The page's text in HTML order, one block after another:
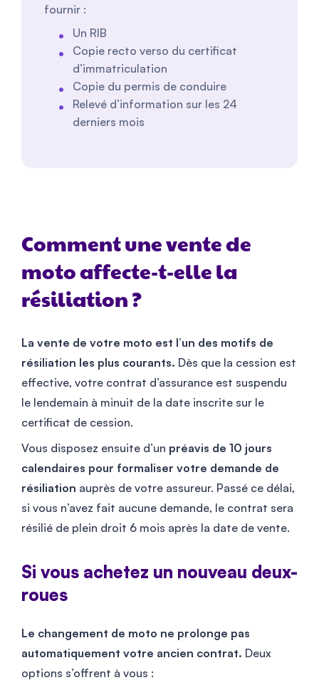
fournir :
Un RIB
Copie recto verso du certificat
d’immatriculation
Copie du permis de conduire
Relevé d’information sur les 24
derniers mois
Comment une vente de
moto affecte-t-elle la
résiliation ?
La vente de votre moto est l’un des motifs de
résiliation les plus courants. Dès que la cession est
effective, votre contrat d’assurance est suspendu
le lendemain à minuit de la date inscrite sur le
certificat de cession.
Vous disposez ensuite d’un préavis de 10 jours
calendaires pour formaliser votre demande de
résiliation auprès de votre assureur. Passé ce délai,
si vous n’avez fait aucune demande, le contrat sera
résilié de plein droit 6 mois après la date de vente.
Si vous achetez un nouveau deux-
roues
Le changement de moto ne prolonge pas
automatiquement votre ancien contrat. Deux
options s’offrent à vous :